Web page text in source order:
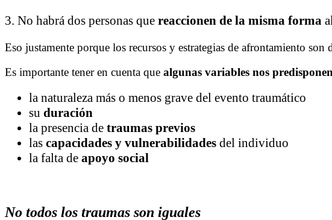
3. No habrá dos personas que reaccionen de la misma forma
Eso justamente porque los recursos y estrategias de afrontamiento
Es importante tener en cuenta que algunas variables nos predisponen
la naturaleza más o menos grave del evento traumático
su duración
la presencia de traumas previos
las capacidades y vulnerabilidades del individuo
la falta de apoyo social
No todos los traumas son iguales